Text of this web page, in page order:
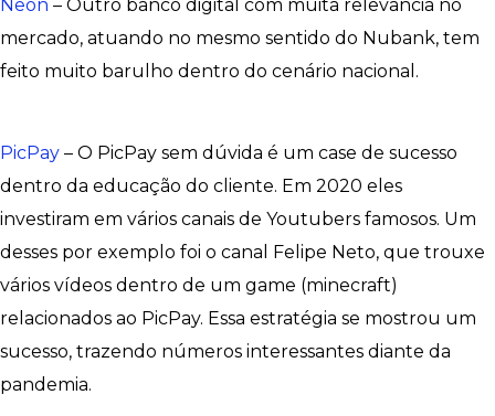
Neon – Outro banco digital com muita relevância no
mercado, atuando no mesmo sentido do Nubank, tem
feito muito barulho dentro do cenário nacional.
PicPay – O PicPay sem dúvida é um case de sucesso
dentro da educação do cliente. Em 2020 eles
investiram em vários canais de Youtubers famosos. Um
desses por exemplo foi o canal Felipe Neto, que trouxe
vários vídeos dentro de um game (minecraft)
relacionados ao PicPay. Essa estratégia se mostrou um
sucesso, trazendo números interessantes diante da
pandemia.